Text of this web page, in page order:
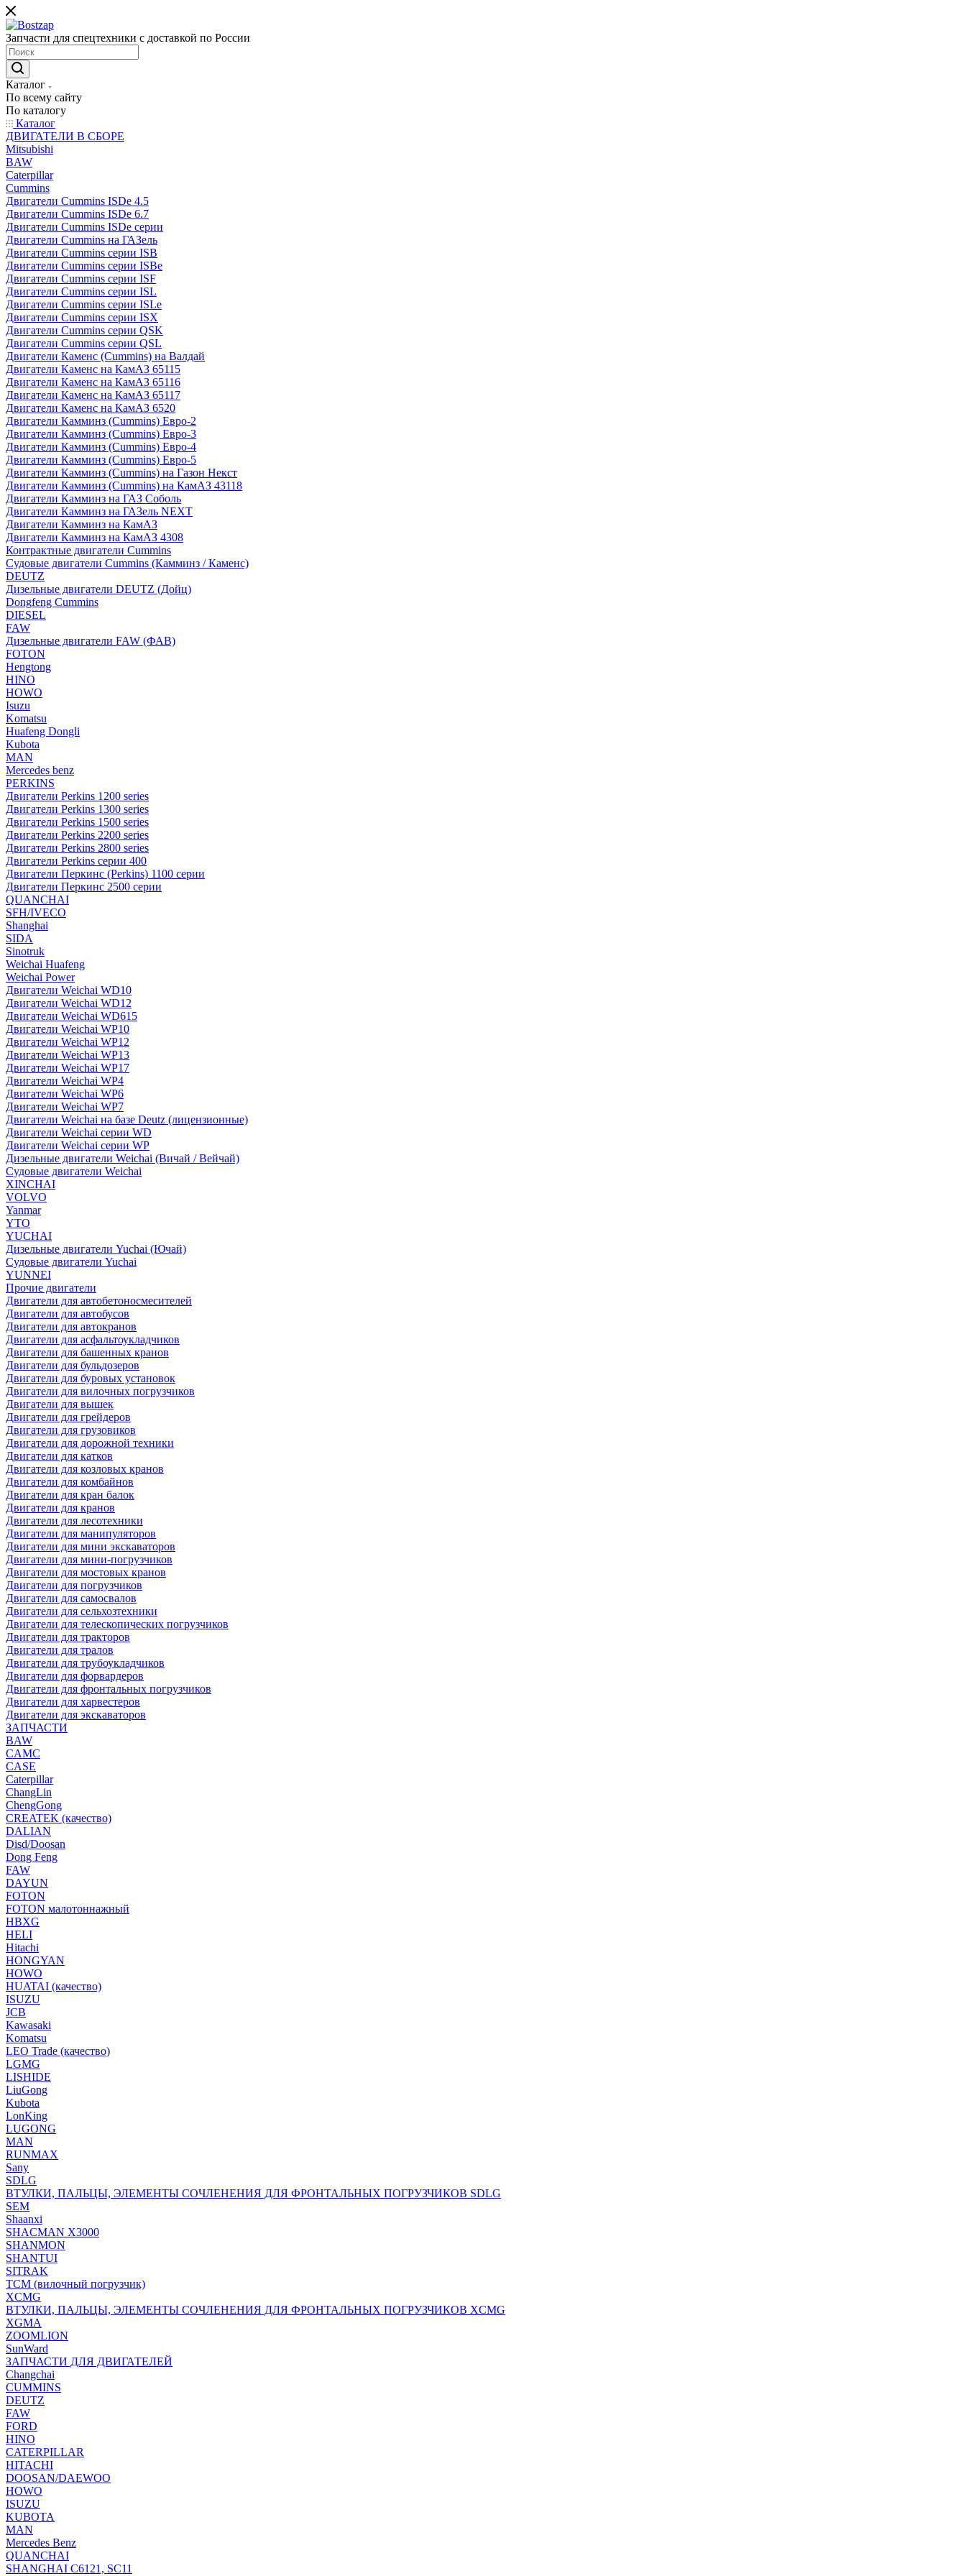
Запчасти для спецтехники с доставкой по России
Каталог
По всему сайту
По каталогу
Каталог
ДВИГАТЕЛИ В СБОРЕ
Mitsubishi
BAW
Caterpillar
Cummins
Двигатели Cummins ISDe 4.5
Двигатели Cummins ISDe 6.7
Двигатели Cummins ISDe серии
Двигатели Cummins на ГАЗель
Двигатели Cummins серии ISB
Двигатели Cummins серии ISBe
Двигатели Cummins серии ISF
Двигатели Cummins серии ISL
Двигатели Cummins серии ISLe
Двигатели Cummins серии ISX
Двигатели Cummins серии QSK
Двигатели Cummins серии QSL
Двигатели Каменс (Cummins) на Валдай
Двигатели Каменс на КамАЗ 65115
Двигатели Каменс на КамАЗ 65116
Двигатели Каменс на КамАЗ 65117
Двигатели Каменс на КамАЗ 6520
Двигатели Камминз (Cummins) Евро-2
Двигатели Камминз (Cummins) Евро-3
Двигатели Камминз (Cummins) Евро-4
Двигатели Камминз (Cummins) Евро-5
Двигатели Камминз (Cummins) на Газон Некст
Двигатели Камминз (Cummins) на КамАЗ 43118
Двигатели Камминз на ГАЗ Соболь
Двигатели Камминз на ГАЗель NEXT
Двигатели Камминз на КамАЗ
Двигатели Камминз на КамАЗ 4308
Контрактные двигатели Cummins
Судовые двигатели Cummins (Камминз / Каменс)
DEUTZ
Дизельные двигатели DEUTZ (Дойц)
Dongfeng Cummins
DIESEL
FAW
Дизельные двигатели FAW (ФАВ)
FOTON
Hengtong
HINO
HOWO
Isuzu
Komatsu
Huafeng Dongli
Kubota
MAN
Mercedes benz
PERKINS
Двигатели Perkins 1200 series
Двигатели Perkins 1300 series
Двигатели Perkins 1500 series
Двигатели Perkins 2200 series
Двигатели Perkins 2800 series
Двигатели Perkins серии 400
Двигатели Перкинс (Perkins) 1100 серии
Двигатели Перкинс 2500 серии
QUANCHAI
SFH/IVECO
Shanghai
SIDA
Sinotruk
Weichai Huafeng
Weichai Power
Двигатели Weichai WD10
Двигатели Weichai WD12
Двигатели Weichai WD615
Двигатели Weichai WP10
Двигатели Weichai WP12
Двигатели Weichai WP13
Двигатели Weichai WP17
Двигатели Weichai WP4
Двигатели Weichai WP6
Двигатели Weichai WP7
Двигатели Weichai на базе Deutz (лицензионные)
Двигатели Weichai серии WD
Двигатели Weichai серии WP
Дизельные двигатели Weichai (Вичай / Вейчай)
Судовые двигатели Weichai
XINCHAI
VOLVO
Yanmar
YTO
YUCHAI
Дизельные двигатели Yuchai (Ючай)
Судовые двигатели Yuchai
YUNNEI
Прочие двигатели
Двигатели для автобетоносмесителей
Двигатели для автобусов
Двигатели для автокранов
Двигатели для асфальтоукладчиков
Двигатели для башенных кранов
Двигатели для бульдозеров
Двигатели для буровых установок
Двигатели для вилочных погрузчиков
Двигатели для вышек
Двигатели для грейдеров
Двигатели для грузовиков
Двигатели для дорожной техники
Двигатели для катков
Двигатели для козловых кранов
Двигатели для комбайнов
Двигатели для кран балок
Двигатели для кранов
Двигатели для лесотехники
Двигатели для манипуляторов
Двигатели для мини экскаваторов
Двигатели для мини-погрузчиков
Двигатели для мостовых кранов
Двигатели для погрузчиков
Двигатели для самосвалов
Двигатели для сельхозтехники
Двигатели для телескопических погрузчиков
Двигатели для тракторов
Двигатели для тралов
Двигатели для трубоукладчиков
Двигатели для форвардеров
Двигатели для фронтальных погрузчиков
Двигатели для харвестеров
Двигатели для экскаваторов
ЗАПЧАСТИ
BAW
CAMC
CASE
Caterpillar
ChangLin
ChengGong
CREATEK (качество)
DALIAN
Disd/Doosan
Dong Feng
FAW
DAYUN
FOTON
FOTON малотоннажный
HBXG
HELI
Hitachi
HONGYAN
HOWO
HUATAI (качество)
ISUZU
JCB
Kawasaki
Komatsu
LEO Trade (качество)
LGMG
LISHIDE
LiuGong
Kubota
LonKing
LUGONG
MAN
RUNMAX
Sany
SDLG
ВТУЛКИ, ПАЛЬЦЫ, ЭЛЕМЕНТЫ СОЧЛЕНЕНИЯ ДЛЯ ФРОНТАЛЬНЫХ ПОГРУЗЧИКОВ SDLG
SEM
Shaanxi
SHACMAN X3000
SHANMON
SHANTUI
SITRAK
TCM (вилочный погрузчик)
XCMG
ВТУЛКИ, ПАЛЬЦЫ, ЭЛЕМЕНТЫ СОЧЛЕНЕНИЯ ДЛЯ ФРОНТАЛЬНЫХ ПОГРУЗЧИКОВ XCMG
XGMA
ZOOMLION
SunWard
ЗАПЧАСТИ ДЛЯ ДВИГАТЕЛЕЙ
Changchai
CUMMINS
DEUTZ
FAW
FORD
HINO
CATERPILLAR
HITACHI
DOOSAN/DAEWOO
HOWO
ISUZU
KUBOTA
MAN
Mercedes Benz
QUANCHAI
SHANGHAI C6121, SC11